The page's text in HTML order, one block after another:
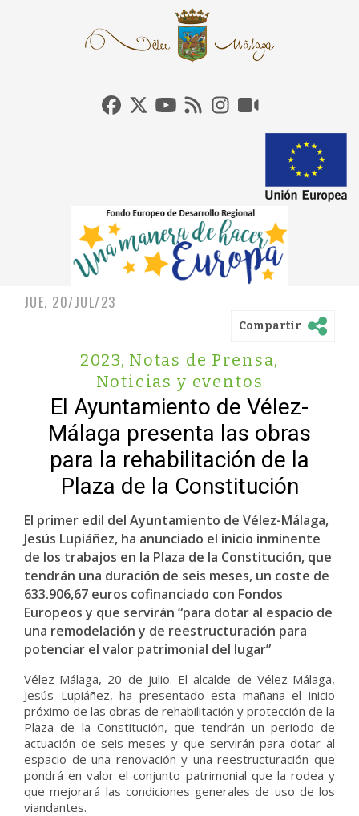
JUE, 20/JUL/23
Compartir
2023, Notas de Prensa,
Noticias y eventos
El Ayuntamiento de Vélez-
Málaga presenta las obras
para la rehabilitación de la
Plaza de la Constitución
El primer edil del Ayuntamiento de Vélez-Málaga,
Jesús Lupiáñez, ha anunciado el inicio inminente
de los trabajos en la Plaza de la Constitución, que
tendrán una duración de seis meses, un coste de
633.906,67 euros cofinanciado con Fondos
Europeos y que servirán “para dotar al espacio de
una remodelación y de reestructuración para
potenciar el valor patrimonial del lugar”
Vélez-Málaga, 20 de julio. El alcalde de Vélez-Málaga,
Jesús Lupiáñez, ha presentado esta mañana el inicio
próximo de las obras de rehabilitación y protección de la
Plaza de la Constitución, que tendrán un periodo de
actuación de seis meses y que servirán para dotar al
espacio de una renovación y una reestructuración que
pondrá en valor el conjunto patrimonial que la rodea y
que mejorará las condiciones generales de uso de los
viandantes.